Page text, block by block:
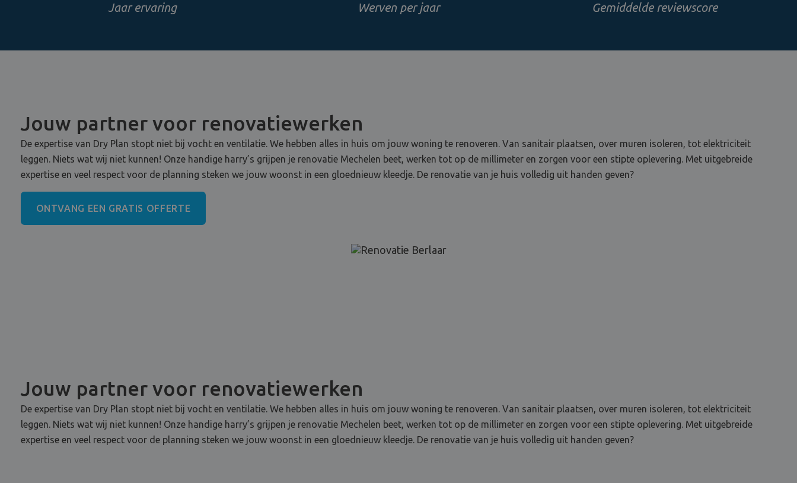
Jaar ervaring Werven per jaar Gemiddelde reviewscore
Jouw partner voor renovatiewerken
De expertise van Dry Plan stopt niet bij vocht en ventilatie. We hebben alles in huis om jouw woning te renoveren. Van sanitair plaatsen, over muren isoleren, tot elektriciteit
leggen. Niets wat wij niet kunnen! Onze handige harry’s grijpen je renovatie Mechelen beet, werken tot op de millimeter en zorgen voor een stipte oplevering. Met uitgebreide
expertise en veel respect voor de planning steken we jouw woonst in een gloednieuw kleedje. De renovatie van je huis volledig uit handen geven?
ONTVANG EEN GRATIS OFFERTE
Jouw partner voor renovatiewerken
De expertise van Dry Plan stopt niet bij vocht en ventilatie. We hebben alles in huis om jouw woning te renoveren. Van sanitair plaatsen, over muren isoleren, tot elektriciteit
leggen. Niets wat wij niet kunnen! Onze handige harry’s grijpen je renovatie Mechelen beet, werken tot op de millimeter en zorgen voor een stipte oplevering. Met uitgebreide
expertise en veel respect voor de planning steken we jouw woonst in een gloednieuw kleedje. De renovatie van je huis volledig uit handen geven?